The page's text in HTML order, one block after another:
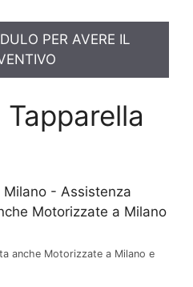
PER AVERE IL
anche Motorizzate a Milano e